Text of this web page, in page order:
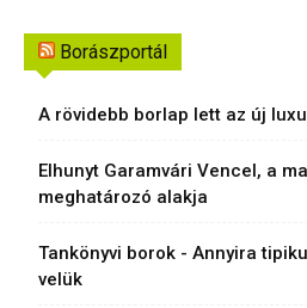
Borászportál
A rövidebb borlap lett az új
Elhunyt Garamvári Vencel, a
meghatározó alakja
Tankönyvi borok - Annyira
velük